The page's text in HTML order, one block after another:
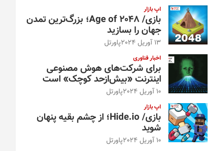
اپ بازار
بازی/ Age of 2048؛ بزرگ‌ترین تمدن
جهان را بسازید
13 آوریل 2024 پاورتل
اخبار فناوری
برای شرکت‌های هوش مصنوعی
اینترنت «بیش‌از‌حد کوچک» است
10 آوریل 2024 پاورتل
اپ بازار
بازی/ Hide.io؛ از چشم بقیه پنهان
شوید
10 آوریل 2024 پاورتل